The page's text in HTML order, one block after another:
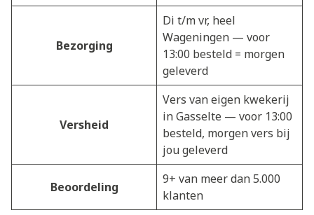
Bezorging
Di t/m vr, heel
Wageningen — voor
13:00 besteld = morgen
geleverd
Versheid
Vers van eigen kwekerij
in Gasselte — voor 13:00
besteld, morgen vers bij
jou geleverd
Beoordeling
9+ van meer dan 5.000
klanten